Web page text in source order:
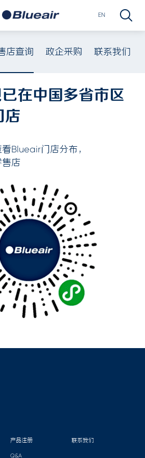
EN
店查询 政企采购 联系我们
在中国多省市区
店
Blueair门店分布，
售店
产品注册
Q&A
联系我们